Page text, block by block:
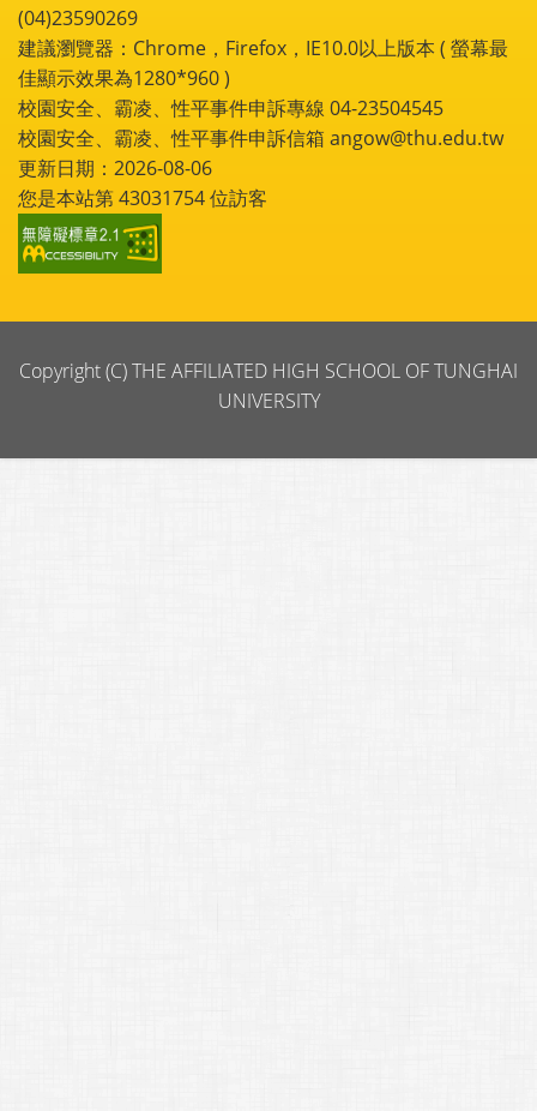
(04)23590269
建議瀏覽器：Chrome，Firefox，IE10.0以上版本 ( 螢幕最
佳顯示效果為1280*960 )
校園安全、霸凌、性平事件申訴專線 04-23504545
校園安全、霸凌、性平事件申訴信箱 angow@thu.edu.tw
更新日期：2026-08-06
您是本站第43031754位訪客
Copyright (C) THE AFFILIATED HIGH SCHOOL OF TUNGHAI
UNIVERSITY